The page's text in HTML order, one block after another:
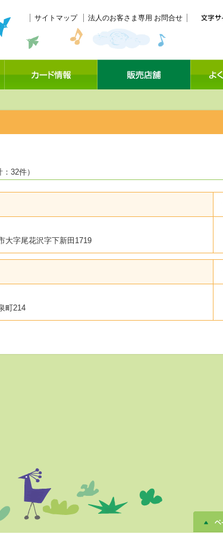
サイトマップ 法人のお客さま専用 お問合せ
32件）
大字尾花沢字下新田1719
町214